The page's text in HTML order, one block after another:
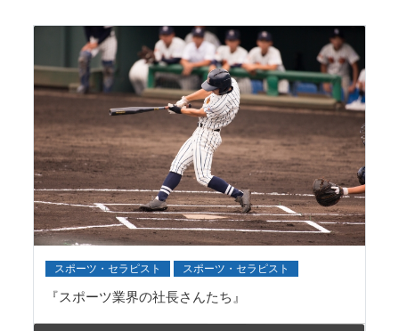
スポーツ・セラピスト スポーツ・セラピスト
『スポーツ業界の社長さんたち』